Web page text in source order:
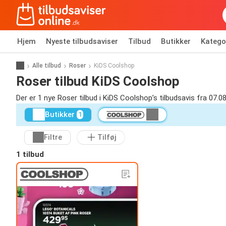
Hjem Nyeste tilbudsaviser Tilbud Butikker
Alle tilbud Roser KiDS Coolshop
Roser tilbud KiDS Coolshop
Der er 1 nye Roser tilbud i KiDS Coolshop’s tilbudsavis fra
Butikker 1
Filtre
Tilføj
1 tilbud